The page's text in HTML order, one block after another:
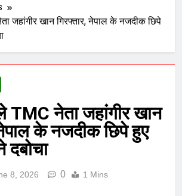
जहांगीर खान गिरफ्तार, नेपाल के नजदीक छिपे
TMC नेता जहांगीर खान
के नजदीक छिपे हुए
8, 2026 0 1 Mins